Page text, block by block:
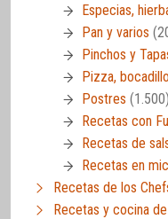
Especias,
Pan y varios
Pinchos y
Pizza,
Postres (1.500)
Recetas con
Recetas de
Recetas en
Recetas de los
Recetas y cocina